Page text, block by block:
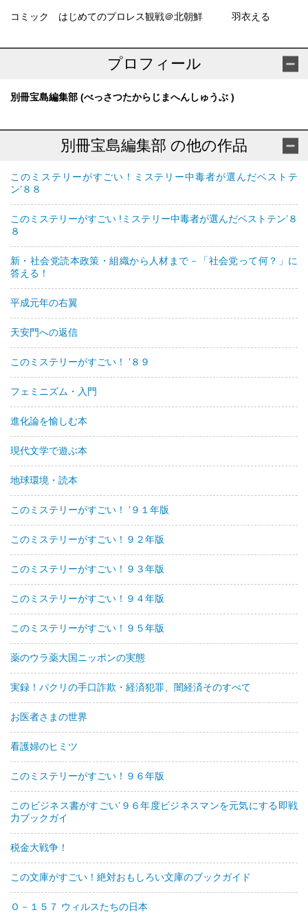
コミック はじめてのプロレス観戦＠北朝鮮 羽衣える
プロフィール
別冊宝島編集部 (べっさつたからじまへんしゅうぶ )
別冊宝島編集部 の他の作品
このミステリーがすごい！ミステリー中毒者が選んだベストテ
ン’８８
このミステリーがすごい !ミステリー中毒者が選んだベストテン’８
８
新・社会党読本政策・組織から人材まで－「社会党って何？」に
答える！
平成元年の右翼
天安門への返信
このミステリーがすごい！ ’８９
フェミニズム・入門
進化論を愉しむ本
現代文学で遊ぶ本
地球環境・読本
このミステリーがすごい！ ’９１年版
このミステリーがすごい！９２年版
このミステリーがすごい！９３年版
このミステリーがすごい！９４年版
このミステリーがすごい！９５年版
薬のウラ薬大国ニッポンの実態
実録！パクリの手口詐欺・経済犯罪、闇経済そのすべて
お医者さまの世界
看護婦のヒミツ
このミステリーがすごい！９６年版
このビジネス書がすごい’９６年度ビジネスマンを元気にする即戦
力ブックガイ
税金大戦争！
この文庫がすごい！絶対おもしろい文庫のブックガイド
Ｏ－１５７ ウィルスたちの日本